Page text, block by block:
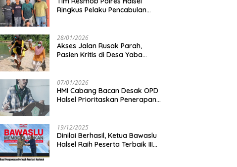
Ringkus Pelaku Pencabulan
28/01/2026
Akses Jalan Rusak Parah,
Pasien Kritis di Desa Yaba
07/01/2026
HMI Cabang Bacan Desak OPD
Halsel Prioritaskan Penerapan
19/12/2025
Dinilai Berhasil, Ketua Bawaslu
Halsel Raih Peserta Terbaik III